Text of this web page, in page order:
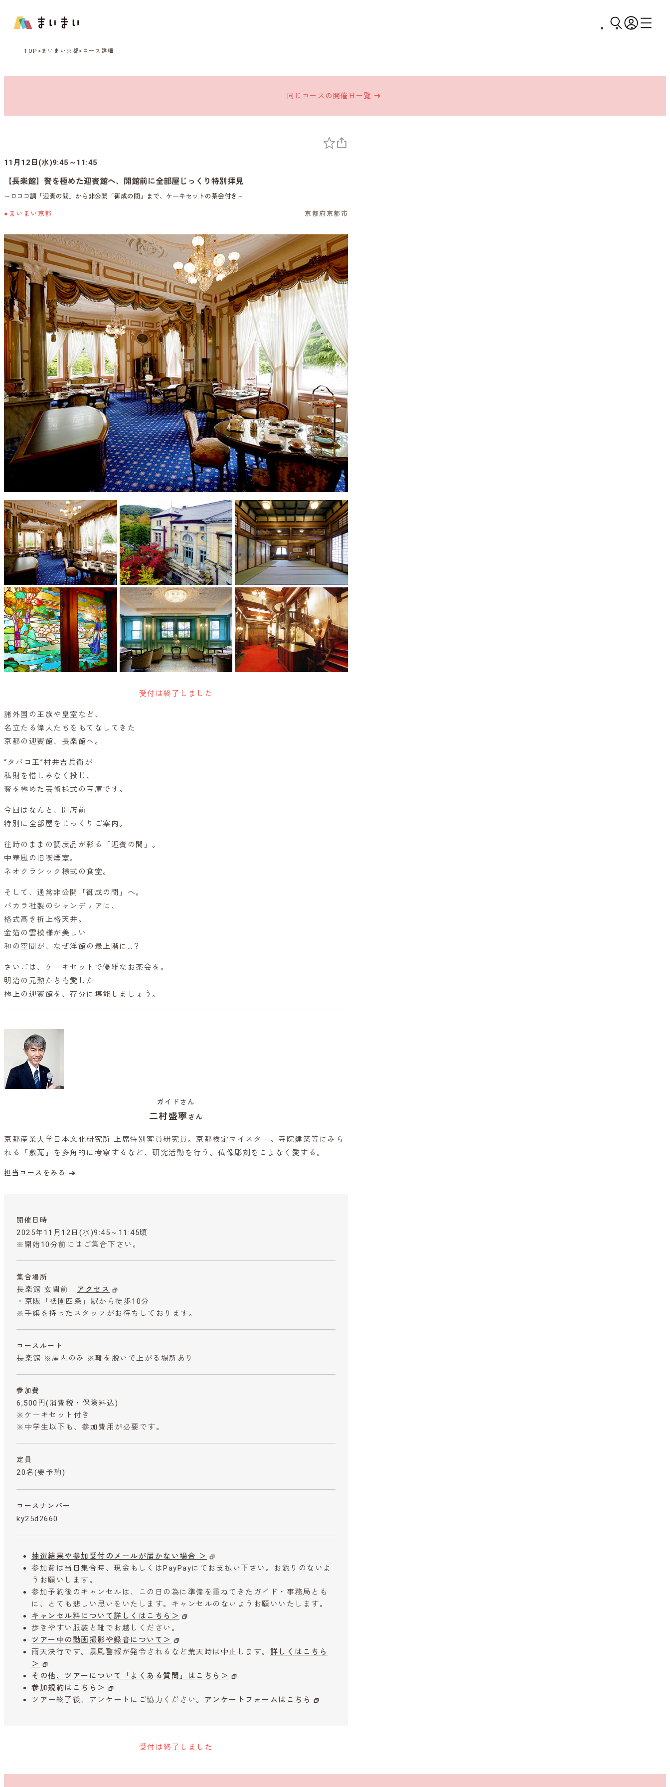
TOP まいまい京都 コース詳細
同じコースの開催日一覧
11月12日(水)9:45～11:45
【長楽館】贅を極めた迎賓館へ、開館前に全部屋じっくり特別拝見
～ロココ調「迎賓の間」から非公開「御成の間」まで、ケーキセットの茶会付き～
●まいまい京都 京都府京都市
受付は終了しました
諸外国の王族や皇室など、
名立たる偉人たちをもてなしてきた
京都の迎賓館、長楽館へ。
“タバコ王”村井吉兵衛が
私財を惜しみなく投じ、
贅を極めた芸術様式の宝庫です。
今回はなんと、開店前
特別に全部屋をじっくりご案内。
往時のままの調度品が彩る「迎賓の間」。
中華風の旧喫煙室。
ネオクラシック様式の食堂。
そして、通常非公開「御成の間」へ。
バカラ社製のシャンデリアに、
格式高き折上格天井。
金箔の雲模様が美しい
和の空間が、なぜ洋館の最上階に…？
さいごは、ケーキセットで優雅なお茶会を。
明治の元勲たちも愛した
極上の迎賓館を、存分に堪能しましょう。
ガイドさん
二村盛寧さん
京都産業大学日本文化研究所 上席特別客員研究員。京都検定マイスター。寺院建築等にみら
れる「敷瓦」を多角的に考察するなど、研究活動を行う。仏像彫刻をこよなく愛する。
担当コースをみる
開催日時
2025年11月12日(水)9:45～11:45頃
※開始10分前にはご集合下さい。
集合場所
長楽館 玄関前
アクセス
・京阪「祇園四条」駅から徒歩10分
※手旗を持ったスタッフがお待ちしております。
コースルート
長楽館 ※屋内のみ ※靴を脱いで上がる場所あり
参加費
6,500円 (消費税・保険料込)
※ケーキセット付き
※中学生以下も、参加費用が必要です。
定員
20名(要予約)
コースナンバー
ky25d2660
抽選結果や参加受付のメールが届かない場合 ＞
参加費は当日集合時、現金もしくはPayPayにてお支払い下さい。お釣りのないよ
うお願いします。
参加予約後のキャンセルは、この日の為に準備を重ねてきたガイド・事務局とも
に、とても悲しい思いをいたします。キャンセルのないようお願いいたします。
キャンセル料について詳しくはこちら＞
歩きやすい服装と靴でお越しください。
ツアー中の動画撮影や録音について＞
雨天決行です。暴風警報が発令されるなど荒天時は中止します。 詳しくはこちら
＞
その他、ツアーについて「よくある質問」はこちら＞
参加規約はこちら＞
ツアー終了後、アンケートにご協力ください。
アンケートフォームはこちら
受付は終了しました